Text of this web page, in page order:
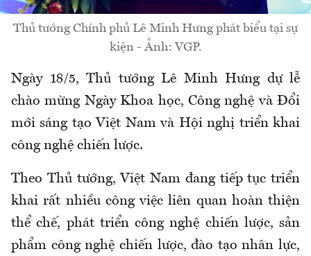
Thủ tướng Chính phủ Lê Minh Hưng phát biểu tại sự
kiện - Ảnh: VGP.
Ngày 18/5, Thủ tướng Lê Minh Hưng dự lễ
chào mừng Ngày Khoa học, Công nghệ và Đổi
mới sáng tạo Việt Nam và Hội nghị triển khai
công nghệ chiến lược.
Theo Thủ tướng, Việt Nam đang tiếp tục triển
khai rất nhiều công việc liên quan hoàn thiện
thể chế, phát triển công nghệ chiến lược, sản
phẩm công nghệ chiến lược, đào tạo nhân lực,